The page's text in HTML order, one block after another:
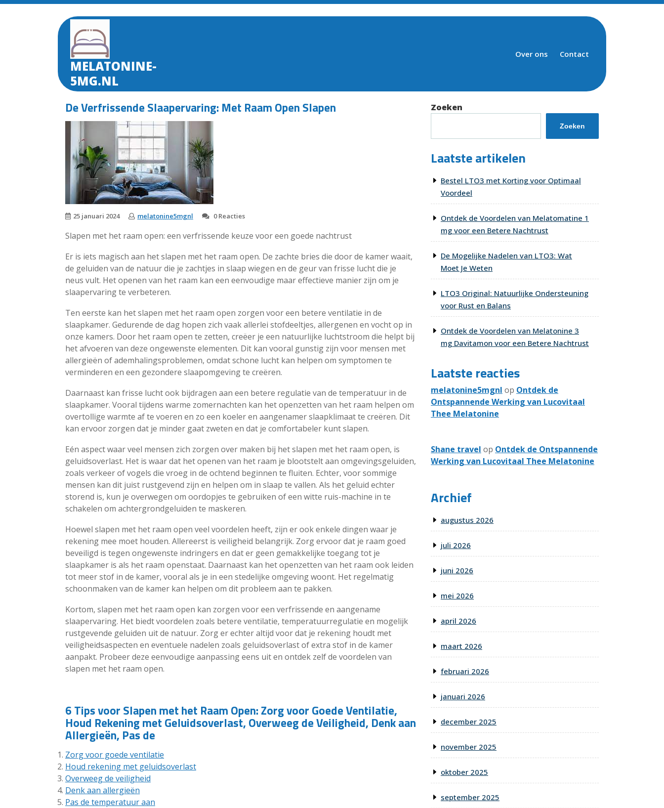
Skip
MELATONINE-
5MG.NL
Over ons Contact
De Verfrissende Slaapervaring: Met Raam Open Slapen
25 januari 2024 melatonine5mgnl 0 Reacties
Slapen met het raam open: een verfrissende keuze voor een goede nachtrust
Er is iets magisch aan het slapen met het raam open. De zachte bries die door de kamer waait,
de geluiden van de natuur die je zachtjes in slaap wiegen en de geur van frisse lucht die je
neus vult. Het openen van het raam kan een eenvoudige maar effectieve manier zijn om je
slaapervaring te verbeteren.
Ten eerste kan het slapen met het raam open zorgen voor een betere ventilatie in de
slaapkamer. Gedurende de dag hopen zich vaak allerlei stofdeeltjes, allergenen en vocht op in
onze kamers. Door het raam open te zetten, creëer je een natuurlijke luchtstroom die helpt bij
het afvoeren van deze ongewenste elementen. Dit kan vooral gunstig zijn voor mensen met
allergieën of ademhalingsproblemen, omdat schone lucht kan helpen om symptomen te
verminderen en een gezondere slaapomgeving te creëren.
Daarnaast kan frisse lucht ook bijdragen aan een betere regulatie van de temperatuur in de
slaapkamer. Vooral tijdens warme zomernachten kan het openzetten van het raam helpen om
overtollige warmte af te voeren en zo een koeler en aangenamer slaapklimaat te creëren. Dit
kan ervoor zorgen dat je minder gaat zweten en dat je comfortabeler kunt slapen.
Eén aspect waar veel mensen zich zorgen over maken bij het slapen met het raam open, is
geluidsoverlast. Het is waar dat het openen van het raam je blootstelt aan omgevingsgeluiden,
zoals verkeer of vogels die vroeg in de ochtend beginnen te fluiten. Echter, voor sommige
mensen kan dit juist rustgevend zijn en helpen om in slaap te vallen. Als het geluid echter
storend is, kun je overwegen om oordopjes te gebruiken of een witte ruis-machine in te
schakelen om achtergrondgeluiden te maskeren.
Hoewel slapen met het raam open veel voordelen heeft, zijn er ook enkele dingen waar je
rekening mee moet houden. Allereerst is veiligheid belangrijk. Zorg ervoor dat je raam goed
beveiligd is tegen ongewenste indringers en dat er geen gemakkelijke toegang tot je
slaapkamer is als het raam openstaat. Daarnaast kan het openzetten van het raam ook leiden
tot meer stof in de kamer, vooral als je in een stedelijke omgeving woont. Het regelmatig
schoonmaken van de kamer kan helpen om dit probleem aan te pakken.
Kortom, slapen met het raam open kan zorgen voor een verfrissende en aangename
slaapervaring. Het biedt voordelen zoals betere ventilatie, temperatuurregulatie en mogelijk
rustgevende geluiden uit de natuur. Zorg er echter altijd voor dat je rekening houdt met
veiligheidsaspecten en eventuele nadelen zoals geluidsoverlast of extra stof in de kamer
aanpakt. Probeer deze eenvoudige aanpassing eens uit en ontdek zelf de voordelen van
slapen met het raam open.
6 Tips voor Slapen met het Raam Open: Zorg voor Goede Ventilatie,
Houd Rekening met Geluidsoverlast, Overweeg de Veiligheid, Denk aan
Allergieën, Pas de
Zorg voor goede ventilatie
Houd rekening met geluidsoverlast
Overweeg de veiligheid
Denk aan allergieën
Pas de temperatuur aan
Zoeken
Zoeken
Laatste artikelen
Bestel LTO3 met Korting voor Optimaal
Voordeel
Ontdek de Voordelen van Melatomatine 1
mg voor een Betere Nachtrust
De Mogelijke Nadelen van LTO3: Wat
Moet Je Weten
LTO3 Original: Natuurlijke Ondersteuning
voor Rust en Balans
Ontdek de Voordelen van Melatonine 3
mg Davitamon voor een Betere Nachtrust
Laatste reacties
melatonine5mgnl op Ontdek de
Ontspannende Werking van Lucovitaal
Thee Melatonine
Shane travel op Ontdek de Ontspannende
Werking van Lucovitaal Thee Melatonine
Archief
augustus 2026
juli 2026
juni 2026
mei 2026
april 2026
maart 2026
februari 2026
januari 2026
december 2025
november 2025
oktober 2025
september 2025